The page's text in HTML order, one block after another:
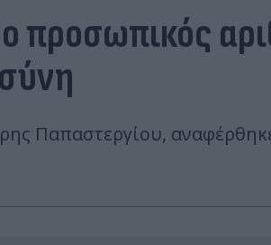
προσωπικός
Παπαστεργίου,